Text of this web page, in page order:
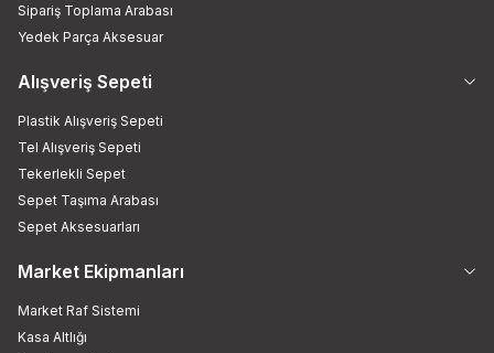
Sipariş Toplama Arabası
Yedek Parça Aksesuar
Alışveriş Sepeti
Plastik Alışveriş Sepeti
Tel Alışveriş Sepeti
Tekerlekli Sepet
Sepet Taşıma Arabası
Sepet Aksesuarları
Market Ekipmanları
Market Raf Sistemi
Kasa Altlığı